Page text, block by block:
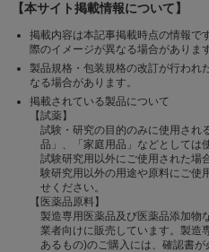
【本サイト掲載情報について】
掲載内容は本記事掲載時点の情報で
際のイメージが異なる場合があります
製品規格・包装規格の改訂が行われ
なる場合があります。
掲載されている製品について
【試薬】
試験・研究の目的のみに使用され
品」、「家庭用品」などとしては
試験研究用以外にご使用された場
験研究用以外の用途や原料にご使
せください。
【医薬品原料】
製造専用医薬品及び医薬品添加物
業者向けに販売しています。製造
あるもの)のご購入には、確認書が